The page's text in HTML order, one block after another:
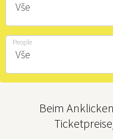
People
Beim